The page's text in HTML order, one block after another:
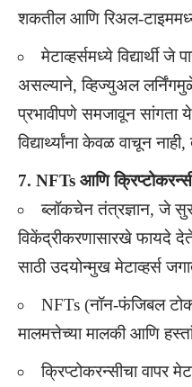
शकतील आणि रिअल-
मेटाव्हर्समध्ये विद्यार्थी जे
असल्याने, व्हिज्युअल
प्रभावीपणे समजावून सांगता
विद्यार्थ्यांना केवळ वाचून
7. NFTs आणि
ब्लॉकचेन तंत्रज्ञान, जे
विकेंद्रीकरणासारखे फायदे
साठी उदयोन्मुख मेटाव्हर्स
NFTs (नॉन-फंजिबल
मालमत्तेच्या मालकी आणि
क्रिप्टोकरन्सीचा वापर